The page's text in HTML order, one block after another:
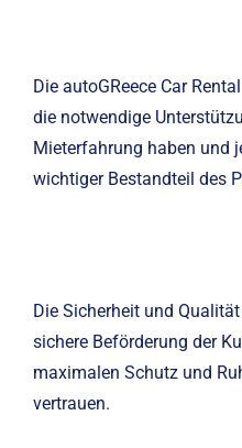
Die autoGReece Car
die notwendige
Mieterfahrung haben und
wichtiger Bestandteil des
Die Sicherheit und
sichere Beförderung der
maximalen Schutz und
vertrauen.